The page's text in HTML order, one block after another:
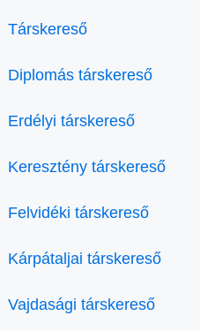
Társkereső
Diplomás társkereső
Erdélyi társkereső
Keresztény társkereső
Felvidéki társkereső
Kárpátaljai társkereső
Vajdasági társkereső